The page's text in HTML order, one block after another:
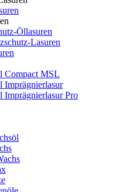
Öllasuren
Lasuren
Compact MSL
Imprägnierlasur
Imprägnierlasur Pro